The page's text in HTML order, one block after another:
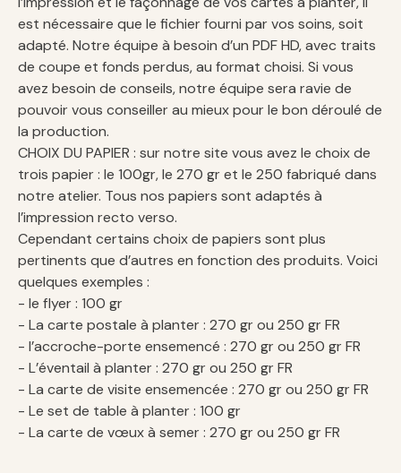
est nécessaire que le fichier fourni par vos soins, soit
adapté. Notre équipe à besoin d’un PDF HD, avec traits
de coupe et fonds perdus, au format choisi. Si vous
avez besoin de conseils, notre équipe sera ravie de
pouvoir vous conseiller au mieux pour le bon déroulé de
la production.
CHOIX DU PAPIER : sur notre site vous avez le choix de
trois papier : le 100gr, le 270 gr et le 250 fabriqué dans
notre atelier. Tous nos papiers sont adaptés à
l’impression recto verso.
Cependant certains choix de papiers sont plus
pertinents que d’autres en fonction des produits. Voici
quelques exemples :
- le flyer : 100 gr
- La carte postale à planter : 270 gr ou 250 gr FR
- l’accroche-porte ensemencé : 270 gr ou 250 gr FR
- L’éventail à planter : 270 gr ou 250 gr FR
- La carte de visite ensemencée : 270 gr ou 250 gr FR
- Le set de table à planter : 100 gr
- La carte de vœux à semer : 270 gr ou 250 gr FR